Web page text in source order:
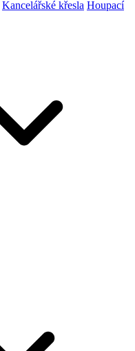
Kancelářské křesla Houpací